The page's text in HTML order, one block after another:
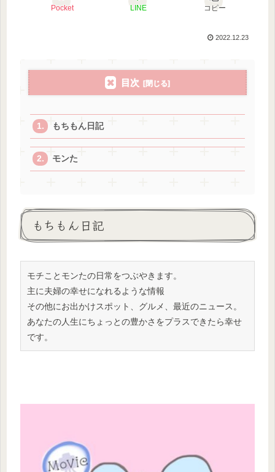
Pocket LINE コピー
2022.12.23
目次
もちもん日記
モンた
もちもん日記
モチことモンたの日常をつぶやきます。
主に夫婦の幸せになれるような情報
その他にお出かけスポット、グルメ、最近のニュース。
あなたの人生にちょっとの豊かさをプラスできたら幸せ
です。